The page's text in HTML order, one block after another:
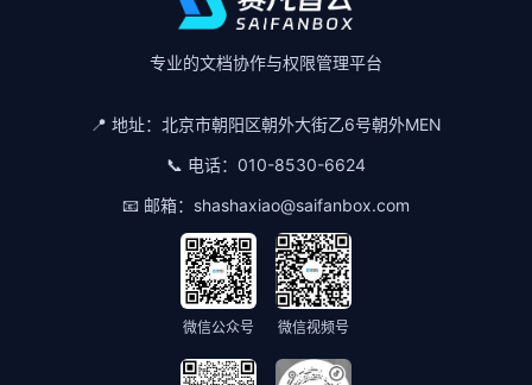
专业的文档协作与权限管理平台
📍 地址： 北京市朝阳区朝外大街乙6号朝外MEN
📞 电话： 010-8530-6624
📧 邮箱： shashaxiao@saifanbox.com
微信公众号 微信视频号